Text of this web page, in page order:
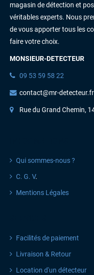
magasin de détection et
véritables experts. Nous
de vous apporter tous les
faire votre choix.
MONSIEUR-DETECTEUR
09 53 59 58 22
contact@mr-detecteur.fr
Rue du Grand Chemin,
Qui sommes-nous ?
C. G. V.
Mentions Légales
Facilités de paiement
Livraison & Retour
Location d'un détecteur